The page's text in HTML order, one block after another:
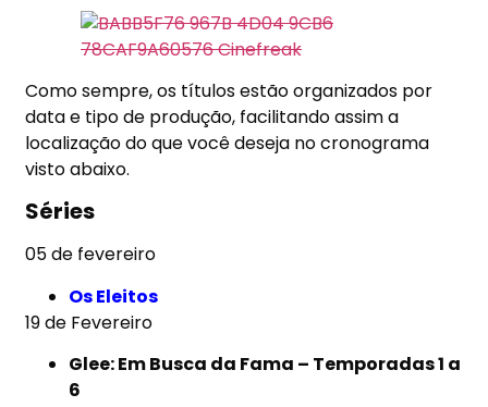
Como sempre, os títulos estão organizados por
data e tipo de produção, facilitando assim a
localização do que você deseja no cronograma
visto abaixo.
Séries
05 de fevereiro
Os Eleitos
19 de Fevereiro
Glee: Em Busca da Fama – Temporadas 1 a
6